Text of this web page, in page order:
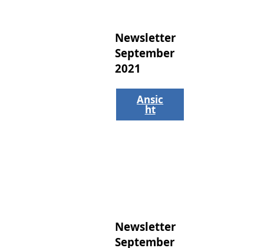
Newsletter
September
2021
Ansic
ht
Newsletter
September